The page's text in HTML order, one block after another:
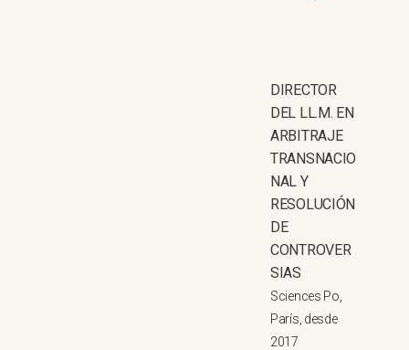
DIRECTOR
DEL LL.M. EN
ARBITRAJE
TRANSNACIO
NAL Y
RESOLUCIÓN
DE
CONTROVER
SIAS
Sciences Po,
París, desde
2017